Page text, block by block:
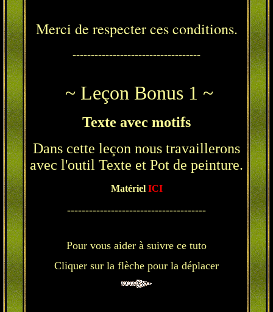
Merci de respecter ces conditions.
-----------------------------------
~ Leçon Bonus 1 ~
Texte avec motifs
Dans cette leçon nous travaillerons
avec l'outil Texte et Pot de peinture.
Matériel ICI
--------------------------------------
Pour vous aider à suivre ce tuto
Cliquer sur la flèche pour la déplacer